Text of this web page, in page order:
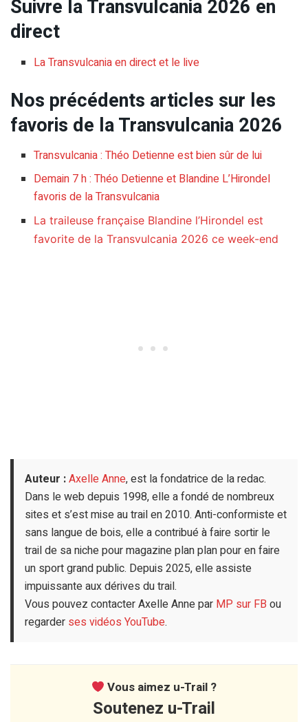
Suivre la Transvulcania 2026 en
direct
La Transvulcania en direct et le live
Nos précédents articles sur les
favoris de la Transvulcania 2026
Transvulcania : Théo Detienne est bien sûr de lui
Demain 7 h : Théo Detienne et Blandine L’Hirondel
favoris de la Transvulcania
La traileuse française Blandine l’Hirondel est
favorite de la Transvulcania 2026 ce week-end
Auteur :Axelle Anne, est la fondatrice de la redac.
Dans le web depuis 1998, elle a fondé de nombreux
sites et s’est mise au trail en 2010. Anti-conformiste et
sans langue de bois, elle a contribué à faire sortir le
trail de sa niche pour magazine plan plan pour en faire
un sport grand public. Depuis 2025, elle assiste
impuissante aux dérives du trail.
Vous pouvez contacter Axelle Anne par MP sur FB ou
regarder ses vidéos YouTube.
Vous aimez u-Trail ?
Soutenez u-Trail